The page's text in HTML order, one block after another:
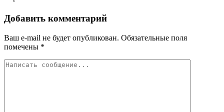
Добавить комментарий
Ваш e-mail не будет опубликован. Обязательные поля
помечены *